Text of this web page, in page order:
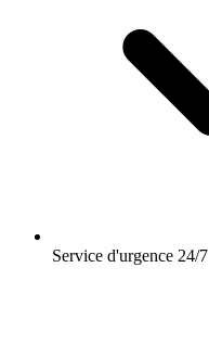
Service d'urgence 24/7